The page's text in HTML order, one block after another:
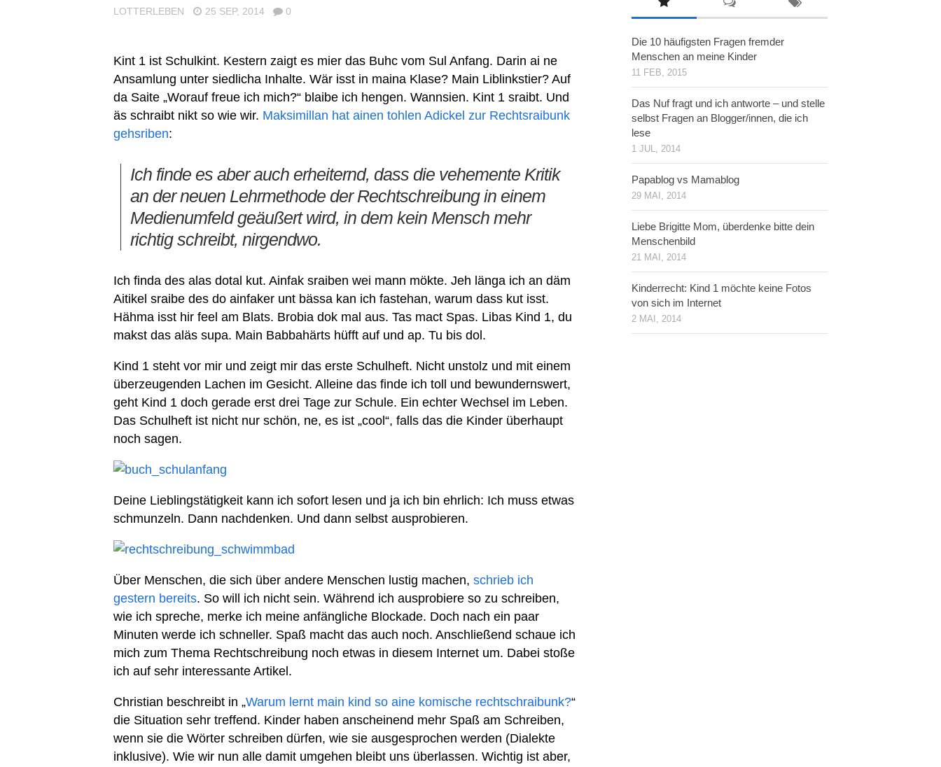
LOTTERLEBEN 25 SEP, 2014 0
Kint 1 ist Schulkint. Kestern zaigt es mier das Buhc vom Sul Anfang. Darin ai ne
Ansamlung unter siedlicha Inhalte. Wär isst in maina Klase? Main Liblinkstier? Auf
da Saite „Worauf freue ich mich?“ blaibe ich hengen. Wannsien. Kint 1 sraibt. Und
äs schraibt nikt so wie wir. Maksimillan hat ainen tohlen Adickel zur Rechtsraibunk
gehsriben:
Ich finde es aber auch erheiternd, dass die vehemente Kritik
an der neuen Lehrmethode der Rechtschreibung in einem
Medienumfeld geäußert wird, in dem kein Mensch mehr
richtig schreibt, nirgendwo.
Ich finda des alas dotal kut. Ainfak sraiben wei mann mökte. Jeh länga ich an däm
Aitikel sraibe des do ainfaker unt bässa kan ich fastehan, warum dass kut isst.
Hähma isst hir feel am Blats. Brobia dok mal aus. Tas mact Spas. Libas Kind 1, du
makst das aläs supa. Main Babbahärts hüfft auf und ap. Tu bis dol.
Kind 1 steht vor mir und zeigt mir das erste Schulheft. Nicht unstolz und mit einem
überzeugenden Lachen im Gesicht. Alleine das finde ich toll und bewundernswert,
geht Kind 1 doch gerade erst drei Tage zur Schule. Ein echter Wechsel im Leben.
Das Schulheft ist nicht nur schön, ne, es ist „cool“, falls das die Kinder überhaupt
noch sagen.
Deine Lieblingstätigkeit kann ich sofort lesen und ja ich bin ehrlich: Ich muss etwas
schmunzeln. Dann nachdenken. Und dann selbst ausprobieren.
Über Menschen, die sich über andere Menschen lustig machen, schrieb ich
gestern bereits. So will ich nicht sein. Während ich ausprobiere so zu schreiben,
wie ich spreche, merke ich meine anfängliche Blockade. Doch nach ein paar
Minuten werde ich schneller. Spaß macht das auch noch. Anschließend schaue ich
mich zum Thema Rechtschreibung noch etwas in diesem Internet um. Dabei stoße
ich auf sehr interessante Artikel.
Christian beschreibt in „Warum lernt main kind so aine komische rechtschraibunk?“
die Situation sehr treffend. Kinder haben anscheinend mehr Spaß am Schreiben,
wenn sie die Wörter schreiben dürfen, wie sie ausgesprochen werden (Dialekte
inklusive). Wie wir nun alle damit umgehen bleibt uns überlassen. Wichtig ist aber,
Die 10 häufigsten Fragen fremder
Menschen an meine Kinder
11 FEB, 2015
Das Nuf fragt und ich antworte – und stelle
selbst Fragen an Blogger/innen, die ich
lese
1 JUL, 2014
Papablog vs Mamablog
29 MAI, 2014
Liebe Brigitte Mom, überdenke bitte dein
Menschenbild
21 MAI, 2014
Kinderrecht: Kind 1 möchte keine Fotos
von sich im Internet
2 MAI, 2014